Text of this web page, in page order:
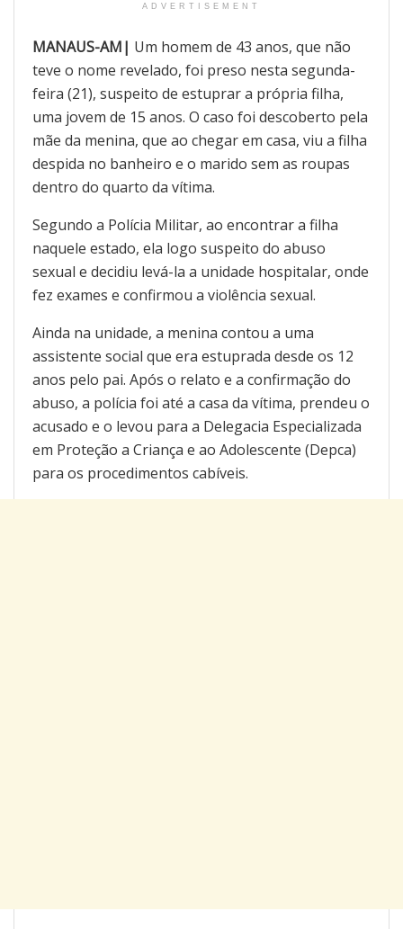
ADVERTISEMENT
MANAUS-AM| Um homem de 43 anos, que não
teve o nome revelado, foi preso nesta segunda-
feira (21), suspeito de estuprar a própria filha,
uma jovem de 15 anos. O caso foi descoberto pela
mãe da menina, que ao chegar em casa, viu a filha
despida no banheiro e o marido sem as roupas
dentro do quarto da vítima.
Segundo a Polícia Militar, ao encontrar a filha
naquele estado, ela logo suspeito do abuso
sexual e decidiu levá-la a unidade hospitalar, onde
fez exames e confirmou a violência sexual.
Ainda na unidade, a menina contou a uma
assistente social que era estuprada desde os 12
anos pelo pai. Após o relato e a confirmação do
abuso, a polícia foi até a casa da vítima, prendeu o
acusado e o levou para a Delegacia Especializada
em Proteção a Criança e ao Adolescente (Depca)
para os procedimentos cabíveis.